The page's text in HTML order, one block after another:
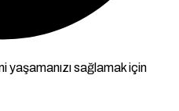
yaşamanızı sağlamak için